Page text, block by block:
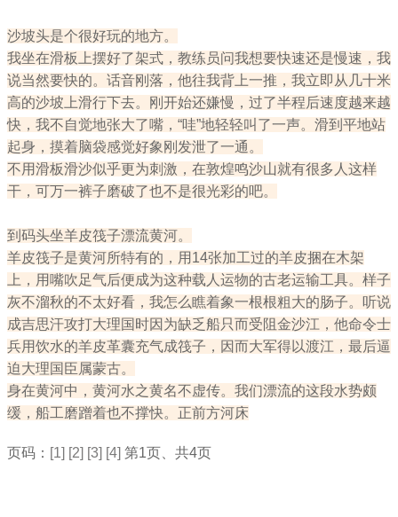
沙坡头是个很好玩的地方。
我坐在滑板上摆好了架式，教练员问我想要快速还是慢速，我
说当然要快的。话音刚落，他往我背上一推，我立即从几十米
高的沙坡上滑行下去。刚开始还嫌慢，过了半程后速度越来越
快，我不自觉地张大了嘴，“哇”地轻轻叫了一声。滑到平地站
起身，摸着脑袋感觉好象刚发泄了一通。
不用滑板滑沙似乎更为刺激，在敦煌鸣沙山就有很多人这样
干，可万一裤子磨破了也不是很光彩的吧。
到码头坐羊皮筏子漂流黄河。
羊皮筏子是黄河所特有的，用14张加工过的羊皮捆在木架
上，用嘴吹足气后便成为这种载人运物的古老运输工具。样子
灰不溜秋的不太好看，我怎么瞧着象一根根粗大的肠子。听说
成吉思汗攻打大理国时因为缺乏船只而受阻金沙江，他命令士
兵用饮水的羊皮革囊充气成筏子，因而大军得以渡江，最后逼
迫大理国臣属蒙古。
身在黄河中，黄河水之黄名不虚传。我们漂流的这段水势颇
缓，船工磨蹭着也不撑快。正前方河床
页码： [1] [2] [3] [4] 第1页、共4页